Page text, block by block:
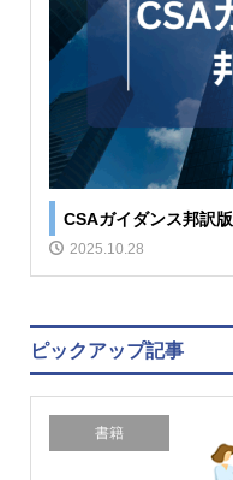
CSAガイダンス邦訳版
2025.10.28
ピックアップ記事
書籍